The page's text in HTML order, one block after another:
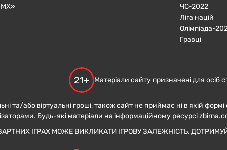
ЧC-2022
Ліга націй
Олімпіада-
Гравці
21+ Матеріали сайту призначені для осіб
та/або віртуальні гроші, також сайт не приймає ні в якій
Будь-які матеріали на інформаційному ресурсі
ІГРАХ МОЖЕ ВИКЛИКАТИ ІГРОВУ ЗАЛЕЖНІСТЬ.